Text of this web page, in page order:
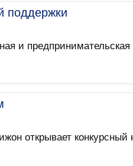
поддержки
и
открывает